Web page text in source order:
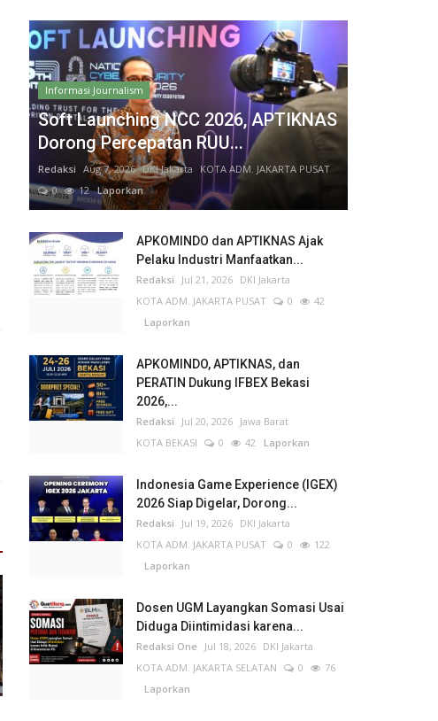
Informasi Journalism
Soft Launching NCC 2026, APTIKNAS
Dorong Percepatan RUU...
Redaksi Aug 7, 2026 DKI Jakarta
KOTA ADM. JAKARTA PUSAT
0
12Laporkan
APKOMINDO dan APTIKNAS Ajak
Pelaku Industri Manfaatkan...
Redaksi Jul 21, 2026 DKI Jakarta
KOTA ADM. JAKARTA PUSAT
0
42
Laporkan
APKOMINDO, APTIKNAS, dan
PERATIN Dukung IFBEX Bekasi
2026,...
Redaksi Jul 20, 2026 Jawa Barat
KOTA BEKASI
0 42 Laporkan
Indonesia Game Experience (IGEX)
2026 Siap Digelar, Dorong...
Redaksi Jul 19, 2026 DKI Jakarta
KOTA ADM. JAKARTA PUSAT
0
122
Laporkan
Dosen UGM Layangkan Somasi Usai
Diduga Diintimidasi karena...
Redaksi One Jul 18, 2026 DKI Jakarta
KOTA ADM. JAKARTA SELATAN
0
76
Laporkan